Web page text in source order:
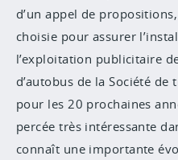
d’un appel de
choisie pour assurer
l’exploitation publicitaire
d’autobus de la Société
pour les 20 prochaines
percée très intéressante
connaît une importante